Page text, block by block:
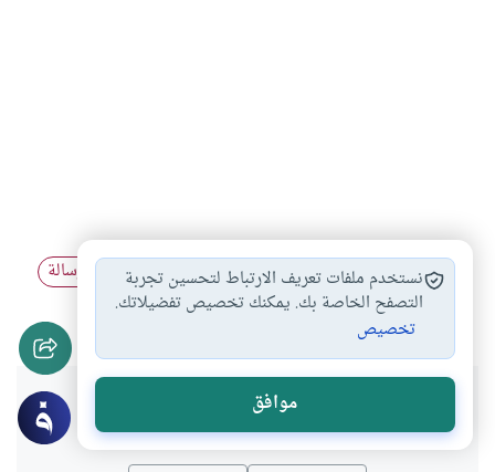
الرؤية الأحلام والرؤى #الرؤية الدينية الرؤية والرسالة
تفسير الأحلام #الرؤيا
هل انتفعت بهذا المحتوى؟
نستخدم ملفات تعريف الارتباط لتحسين تجربة
التصفح الخاصة بك. يمكنك تخصيص تفضيلاتك.
تخصيص
موافق